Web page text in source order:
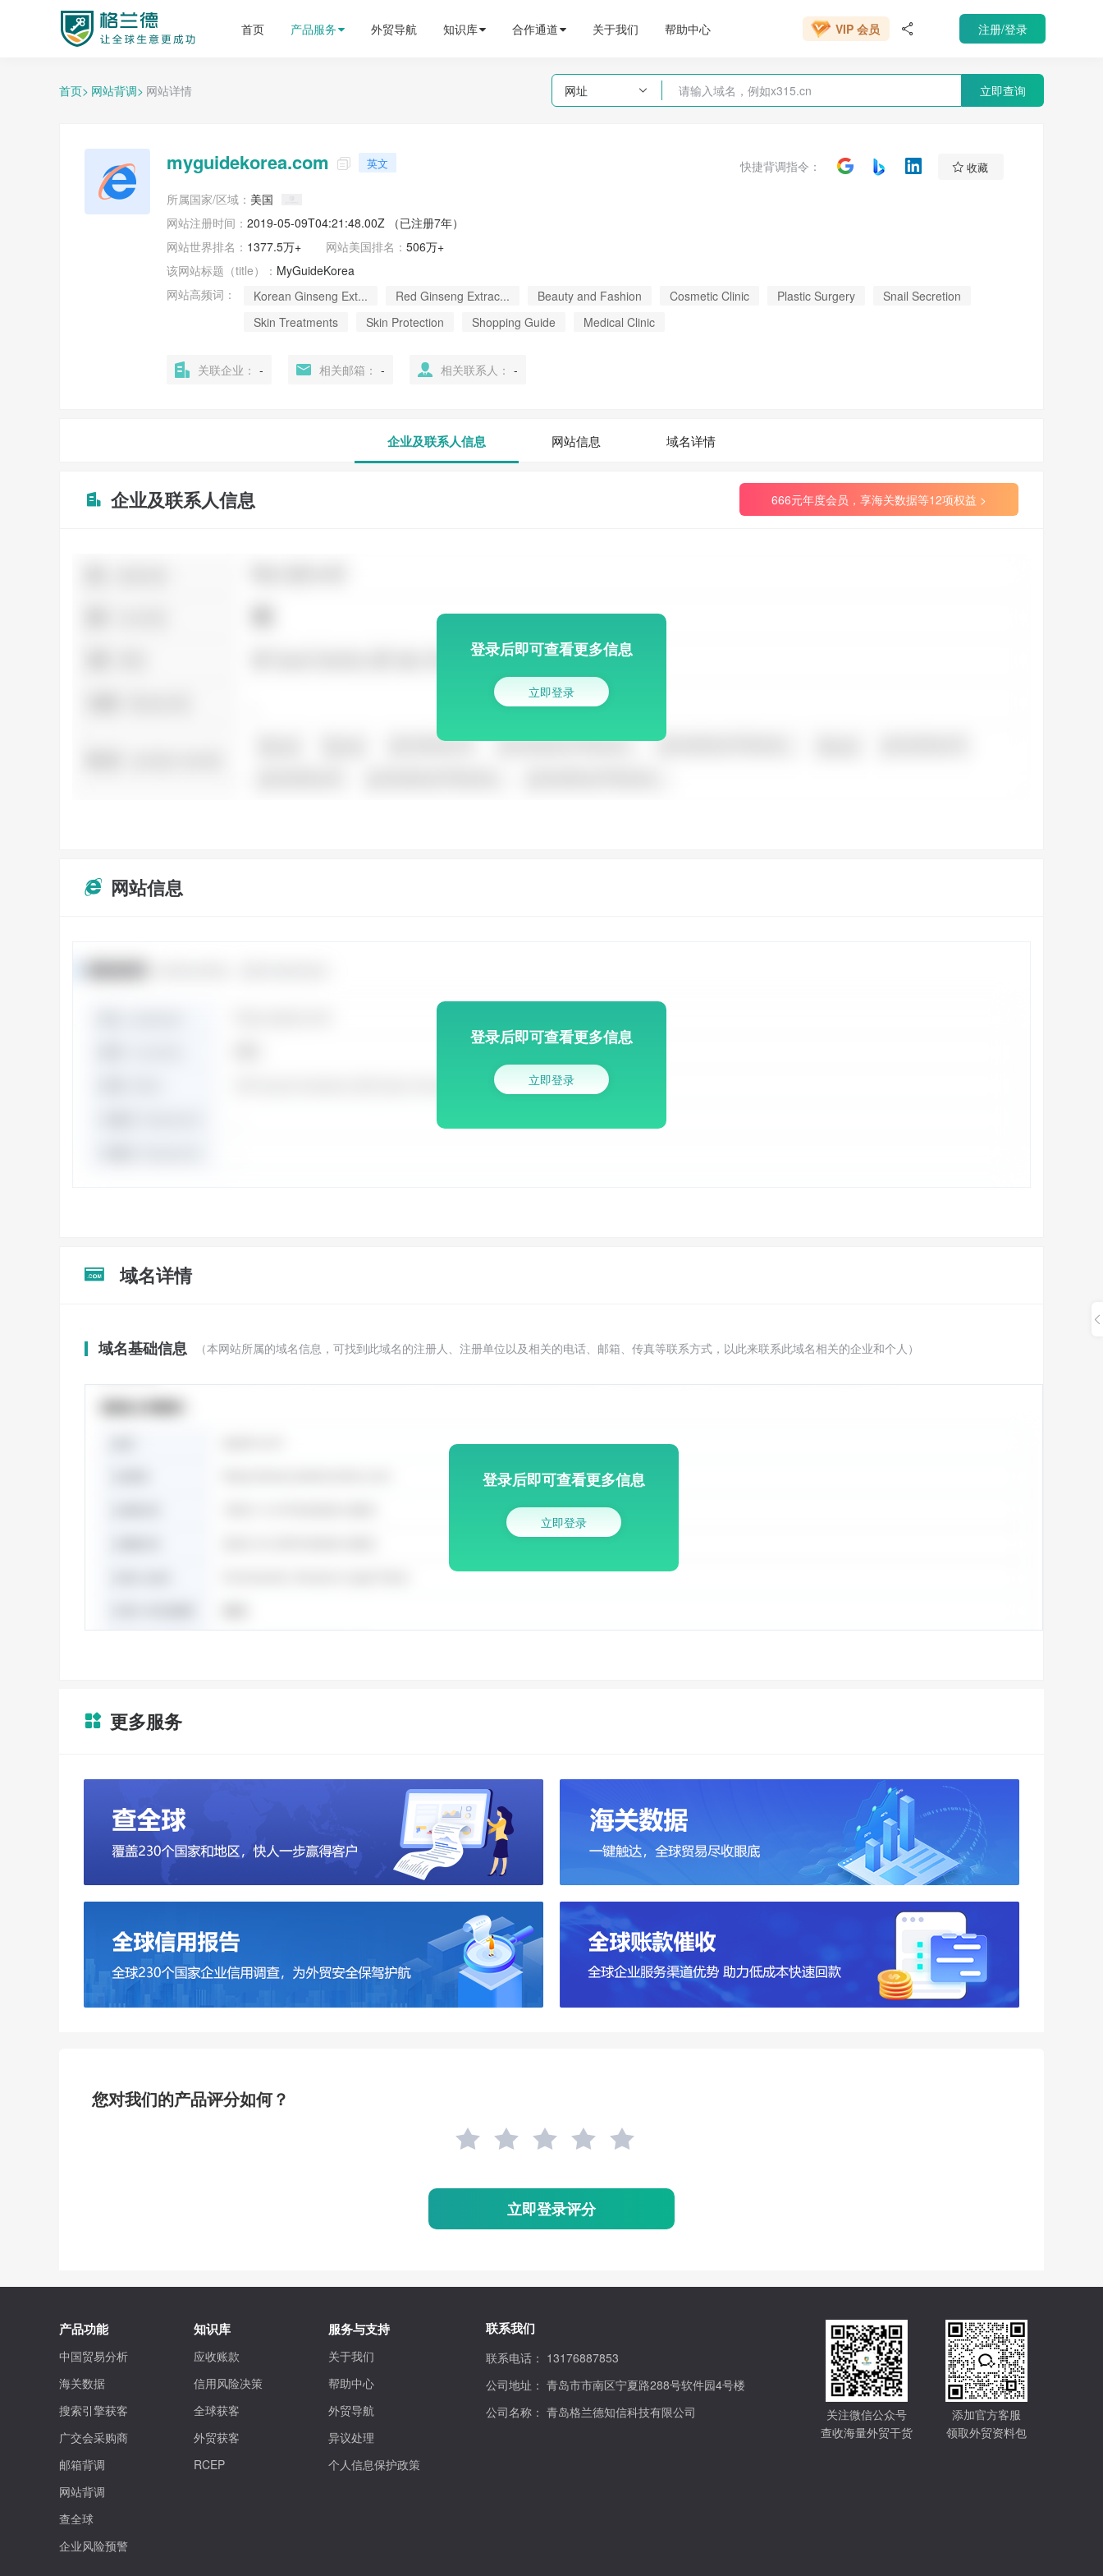
格兰德外贸获客平台 首页 产品服务 外贸导航 知识库 合作通道 关于我们 帮助中心
666元/年
 注册/登录
首页> 网站背调> 网站详情 网址  立即查询
myguidekorea.com  英文 快捷背调指令： 收藏
所属国家/区域： 美国
网站注册时间： 2019-05-09T04:21:48.00Z
（已注册7年）
网站世界排名： 1377.5万+ 网站美国排名： 506万+
该网站标题（title）： MyGuideKorea
网站高频词：
Korean Ginseng Ext... Red Ginseng Extrac... Beauty and Fashion Cosmetic Clinic Plastic Surgery
Snail Secretion
Skin Treatments
Skin Protection Shopping Guide Medical Clinic
关联企业： - 相关邮箱： - 相关联系人： -
企业及联系人信息 网站信息 域名详情
 企业及联系人信息 666元年度会员，享海关数据等12项权益 >
登录后即可查看更多信息
立即登录
 网站信息
登录后即可查看更多信息
立即登录
 域名详情
域名基础信息 （本网站所属的域名信息，可找到此域名的注册人、注册单位以及相关的电话、邮箱、传真等联系方式，以此来联系此域名相关的企业和个人）
登录后即可查看更多信息
立即登录
 更多服务
您对我们的产品评分如何？
立即登录评分
产品功能
中国贸易分析
海关数据
搜索引擎获客
广交会采购商
邮箱背调
网站背调
查全球
企业风险预警
知识库
应收账款
信用风险决策
全球获客
外贸获客
RCEP
服务与支持
关于我们
帮助中心
外贸导航
异议处理
个人信息保护政策
联系我们
联系电话： 13176887853
公司地址： 青岛市市南区宁夏路288号软件园4号楼
公司名称： 青岛格兰德知信科技有限公司
关注微信公众号
查收海量外贸干货
添加官方客服
领取外贸资料包
